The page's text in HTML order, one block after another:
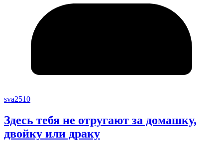
sva2510
Здесь тебя не отругают за домашку,
двойку или драку